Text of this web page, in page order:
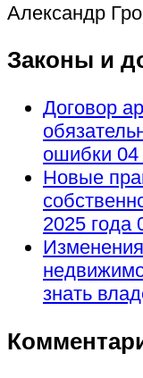
Александр
Законы и
Договор
ошибки 04
Новые
2025 года
знать